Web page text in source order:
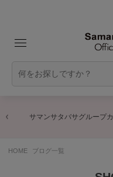
サマンサタバサグループ
HOME ブログ一覧